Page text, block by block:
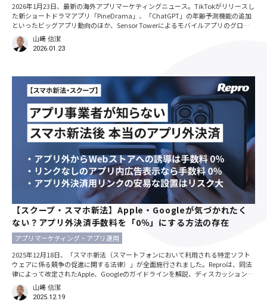
2026年1月23日、最新の海外アプリマーケティングニュース。TikTokがリリースし
た新ショートドラマアプリ「PineDrama」、「ChatGPT」の年齢予測機能の追加
といったビッグアプリ動向のほか、Sensor Towerによるモバイルアプリのグロー
バルレポートについても紹介しています。 ※本記事における日時の記載は、特別な
断りがない限りすべて現地時間です。 TikTokがショートドラマアプリ
「PineDrama」をリリース
山﨑 信潔
2026.01.23
【スクープ・スマホ新法】Apple・Googleが気づかれたく
ない？アプリ外決済手数料を「0％」にする方法の存在
アプリマーケティング・アプリ運用
2025年12月18日、「スマホ新法（スマートフォンにおいて利用される特定ソフト
ウェアに係る競争の促進に関する法律）」が全面施行されました。Reproは、同法
律によって改定されたApple、Googleのガイドラインを解説、ディスカッションす
るイベントを即日で実施。
山﨑 信潔
2025.12.19